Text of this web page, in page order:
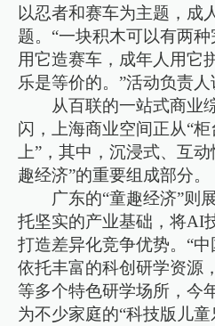
以忍者和赛车为主题，成
题。“一块积木可以有两
用它造赛车，成年人用它
乐是等价的。”活动负责人
从百联的一站式商业
闪，上海商业空间正从“
上”，其中，沉浸式、互
趣经济”的重要组成部分。
广东的“童趣经济”则
托坚实的产业基础，将AI
打造差异化竞争优势。“
依托丰富的科创研学资源
等多个特色研学场所，今
为不少家庭的“科技版儿童